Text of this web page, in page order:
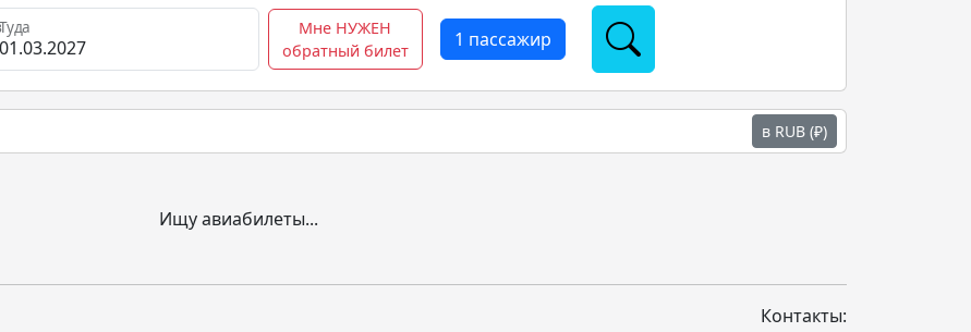
Мне НУЖЕН
обратный билет
1 пассажир
в RUB (₽)
Ищу авиабилеты...
Контакты: